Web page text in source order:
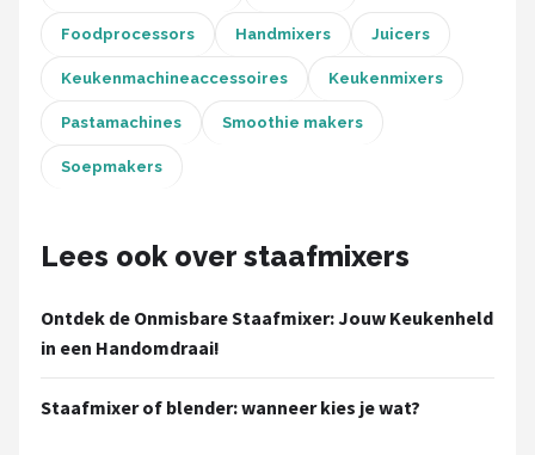
Alle merken →
Foodprocessors Handmixers Juicers
Keukenmachineaccessoires Keukenmixers
Pastamachines Smoothie makers
Soepmakers
Lees ook over staafmixers
Ontdek de Onmisbare Staafmixer: Jouw Keukenheld
in een Handomdraai!
Staafmixer of blender: wanneer kies je wat?